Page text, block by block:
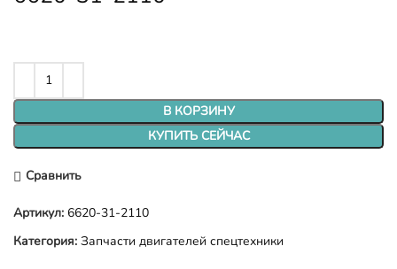
В КОРЗИНУ
КУПИТЬ СЕЙЧАС
Сравнить
Артикул: 6620-31-2110
Категория: Запчасти двигателей спецтехники